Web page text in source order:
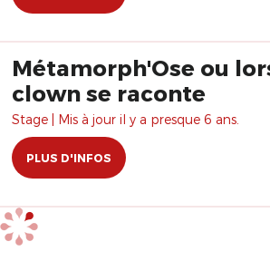
Métamorph'Ose ou
clown se raconte
Stage | Mis à jour il y a presque 6 ans.
PLUS D'INFOS